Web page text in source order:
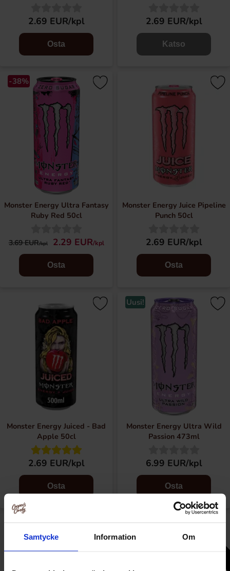
Samtycke Information Om
2.69 EUR/kpl
Osta
2.69 EUR/kpl
Katso
-38%
Monster Energy Ultra Fantasy
Ruby Red 50cl
3.69 EUR/kpl 2.29 EUR/kpl
Osta
Monster Energy Juice Pipeline
Punch 50cl
2.69 EUR/kpl
Osta
Monster Energy Juiced - Bad
Apple 50cl
2.69 EUR/kpl
Osta
Uusi!
Monster Energy Ultra Wild
Passion 473ml
6.99 EUR/kpl
Osta
Valitse määrä